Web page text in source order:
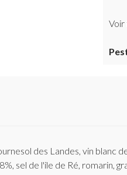
Voir
des Landes, vin blanc
sel de l'ile de Ré, romarin,